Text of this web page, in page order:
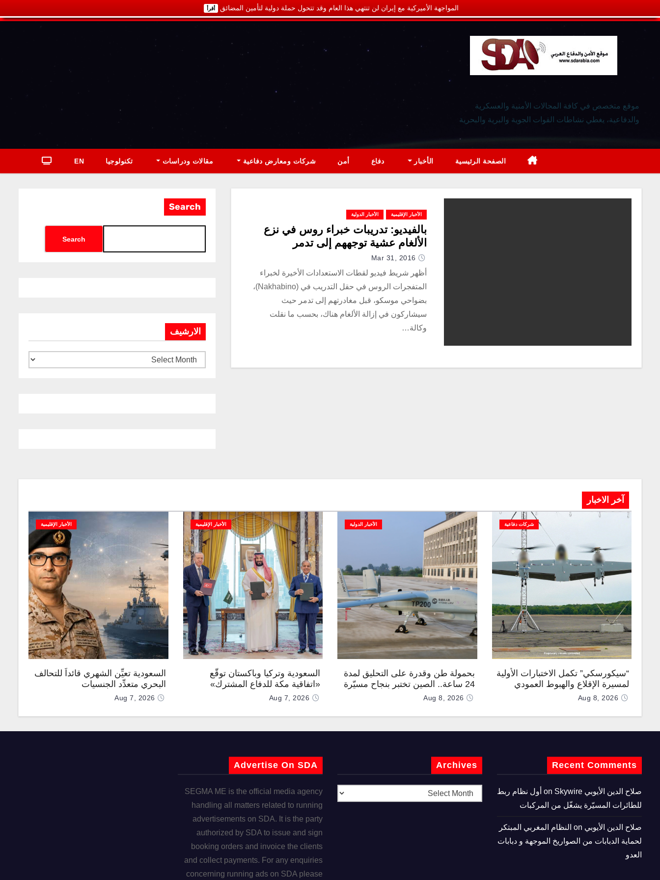
المواجهة الأميركية مع إيران لن تنتهي هذا العام وقد تتحول حملة دولية لتأمين المضائق أقرأ
موقع متخصص في كافة المجالات الأمنية والعسكرية
والدفاعية، يغطي نشاطات القوات الجوية والبرية والبحرية
الصفحة الرئيسية الأخبار دفاع أمن شركات ومعارض دفاعية مقالات ودراسات تكنولوجيا EN
الأخبار الإقليمية الأخبار الدولية
بالفيديو: تدريبات خبراء روس في نزع
الألغام عشية توجههم إلى تدمر
Mar 31, 2016
أظهر شريط فيديو لقطات الاستعدادات الأخيرة لخبراء
المتفجرات الروس في حقل التدريب في (Nakhabino)،
بضواحي موسكو، قبل مغادرتهم إلى تدمر حيث
سيشاركون في إزالة الألغام هناك، بحسب ما نقلت
وكالة…
Search
Search
الارشيف
آخر الاخبار
شركات دفاعية
“سيكورسكي” تكمل الاختبارات الأولية
لمسيرة الإقلاع والهبوط العمودي
“نوماد 100”Aug 8, 2026
الأخبار الدولية
بحمولة طن وقدرة على التحليق لمدة
24 ساعة.. الصين تختبر بنجاح مسيّرة
“TP200”
Aug 8, 2026
الأخبار الإقليمية
السعودية وتركيا وباكستان توقّع
«اتفاقية مكة للدفاع المشترك»
Aug 7, 2026
الأخبار الإقليمية
السعودية تعيِّن الشهري قائداً للتحالف
البحري متعدِّد الجنسيات
Aug 7, 2026
Recent Comments
صلاح الدين الأيوبي
Skywire أول نظام ربط
للطائرات المسيّرة يشغّل من المركبات
صلاح الدين الأيوبي
النظام المغربي المبتكر
لحماية الدبابات من الصواريخ الموجهة و دبابات
العدو
Archives
Advertise On SDA
SEGMA ME is the official media agency
handling all matters related to running
advertisements on SDA. It is the party
authorized by SDA to issue and sign
booking orders and invoice the clients
and collect payments. For any enquiries
concerning running ads on SDA please